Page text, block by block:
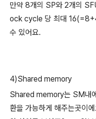
만약 8개의 SP와 2개의
ock cycle 당 최대
수 있어요.
4)Shared memory
Shared memory는 SM내
환을 가능하게 해주는곳이